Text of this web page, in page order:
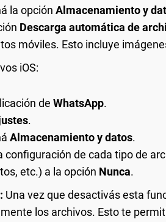
la opción Almacenamiento y
Descarga automática de
móviles. Esto incluye
iOS:
de WhatsApp.
.
Almacenamiento y datos.
configuración de cada tipo de
etc.) a la opción Nunca.
Una vez que desactivás esta
los archivos. Esto te